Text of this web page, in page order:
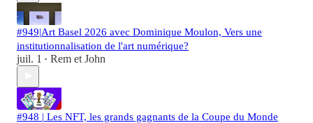
#949|Art Basel 2026 avec Dominique Moulon, Vers une
institutionnalisation de l'art numérique?
juil. 1 • Rem et John
#948 | Les NFT, les grands gagnants de la Coupe du Monde